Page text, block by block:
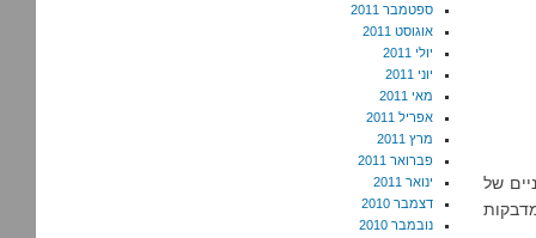
של
ספטמבר 2011
אוגוסט 2011
יולי 2011
יוני 2011
מאי 2011
אפריל 2011
מרץ 2011
פברואר 2011
ינואר 2011
דצמבר 2010
נובמבר 2010